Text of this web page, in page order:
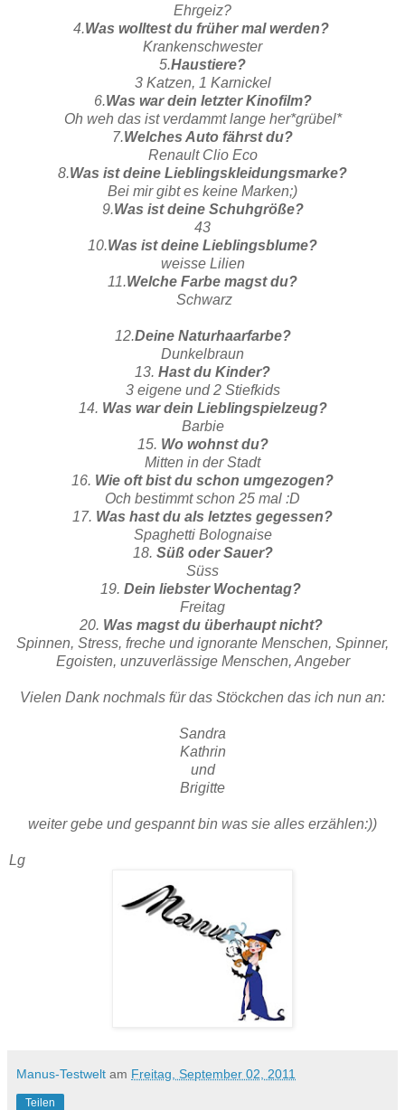
Ehrgeiz?
4.Was wolltest du früher mal werden?
Krankenschwester
5.Haustiere?
3 Katzen, 1 Karnickel
6.Was war dein letzter Kinofilm?
Oh weh das ist verdammt lange her*grübel*
7.Welches Auto fährst du?
Renault Clio Eco
8.Was ist deine Lieblingskleidungsmarke?
Bei mir gibt es keine Marken;)
9.Was ist deine Schuhgröße?
43
10.Was ist deine Lieblingsblume?
weisse Lilien
11.Welche Farbe magst du?
Schwarz
12.Deine Naturhaarfarbe?
Dunkelbraun
13. Hast du Kinder?
3 eigene und 2 Stiefkids
14. Was war dein Lieblingspielzeug?
Barbie
15. Wo wohnst du?
Mitten in der Stadt
16. Wie oft bist du schon umgezogen?
Och bestimmt schon 25 mal :D
17. Was hast du als letztes gegessen?
Spaghetti Bolognaise
18. Süß oder Sauer?
Süss
19. Dein liebster Wochentag?
Freitag
20. Was magst du überhaupt nicht?
Spinnen, Stress, freche und ignorante Menschen, Spinner,
Egoisten, unzuverlässige Menschen, Angeber
Vielen Dank nochmals für das Stöckchen das ich nun an:
Sandra
Kathrin
und
Brigitte
weiter gebe und gespannt bin was sie alles erzählen:))
Lg
Manus-Testwelt am Freitag, September 02, 2011
Teilen